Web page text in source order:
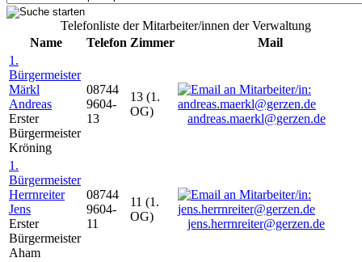
Telefonliste der Mitarbeiter/innen der Verwaltung
Name
Telefon Zimmer
Mail
1.
Bürgermeister
Märkl
Andreas
Erster
Bürgermeister
Kröning
08744
9604-
13
13 (1.
OG)
andreas.maerkl@gerzen.de
1.
Bürgermeister
Herrnreiter
Jens
Erster
Bürgermeister
Aham
08744
9604-
11
11 (1.
OG)
jens.herrnreiter@gerzen.de